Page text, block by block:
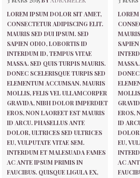
LOREM IPSUM DOLOR SIT AMET,
CONSECTETUR ADIPISCING ELIT.
MAURIS SED DUI IPSUM. SED
SAPIEN ODIO, LOBORTIS ID
INTERDUM ID, TEMPUS VITAE
MASSA. SED QUIS TURPIS MAURIS.
DONEC SCELERISQUE TURPIS SED
ELEMENTUM ACCUMSAN. MAURIS
MOLLIS, FELIS VEL ULLAMCORPER
GRAVIDA, NIBH DOLOR IMPERDIET
EROS, NON LAOREET EST MAURIS
ID ARCU. PHASELLUS ANTE
DOLOR, ULTRICES SED ULTRICES
EU, VULPUTATE VITAE SEM.
INTERDUM ET MALESUADA FAMES
AC ANTE IPSUM PRIMIS IN
FAUCIBUS. QUISQUE LIGULA EX,
DONEC
EROS,
ID
EU,
AC